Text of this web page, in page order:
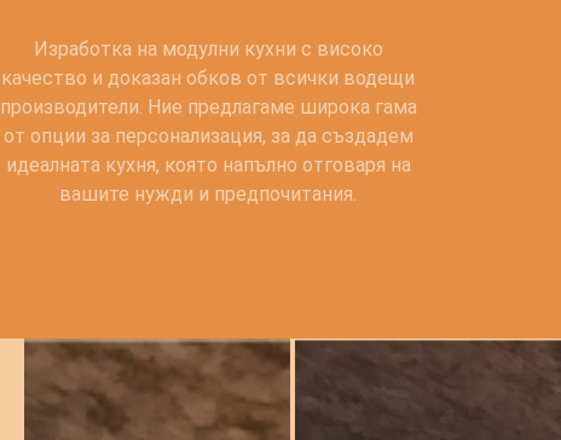
Изработка на модулни кухни с високо
качество и доказан обков от всички водещи
производители. Ние предлагаме широка гама
от опции за персонализация, за да създадем
идеалната кухня, която напълно отговаря на
вашите нужди и предпочитания.